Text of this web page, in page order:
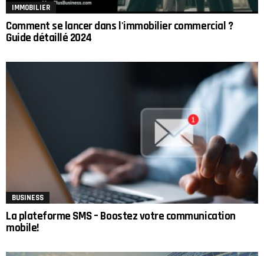
IMMOBILIER
Comment se lancer dans l'immobilier commercial ?
Guide détaillé 2024
BUSINESS
La plateforme SMS – Boostez votre communication
mobile!